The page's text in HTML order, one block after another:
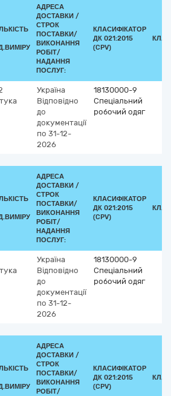
АДРЕСА
ДОСТАВКИ /
СТРОК
ПОСТАВКИ/
ВИКОНАННЯ
РОБІТ/
НАДАННЯ
ПОСЛУГ:
КЛАСИФІКАТОР
ДК 021:2015
(CPV)
Україна
Відповідно
до
документації
по 31-12-
2026
18130000-9
Спеціальний
робочий одяг
АДРЕСА
ДОСТАВКИ /
СТРОК
ПОСТАВКИ/
ВИКОНАННЯ
РОБІТ/
НАДАННЯ
ПОСЛУГ:
КЛАСИФІКАТОР
ДК 021:2015
(CPV)
Україна
Відповідно
до
документації
по 31-12-
2026
18130000-9
Спеціальний
робочий одяг
АДРЕСА
ДОСТАВКИ /
СТРОК
ПОСТАВКИ/
ВИКОНАННЯ
РОБІТ/
КЛАСИФІКАТОР
ДК 021:2015
(CPV)